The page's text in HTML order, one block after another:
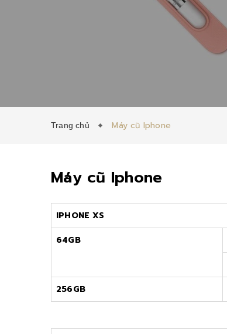
Trang chủ Máy cũ Iphone
Máy cũ Iphone
IPHONE XS
64GB
256GB